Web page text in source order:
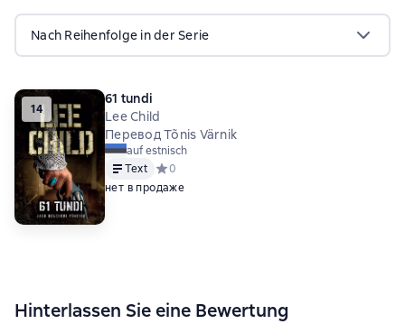
Nach Reihenfolge in der Serie
14
61 tundi
Lee Child
Перевод Tõnis Värnik
auf estnisch
Text
Средний рейтинг 0 на основе 0 оценок
0
нет в продаже
Hinterlassen Sie eine Bewertung